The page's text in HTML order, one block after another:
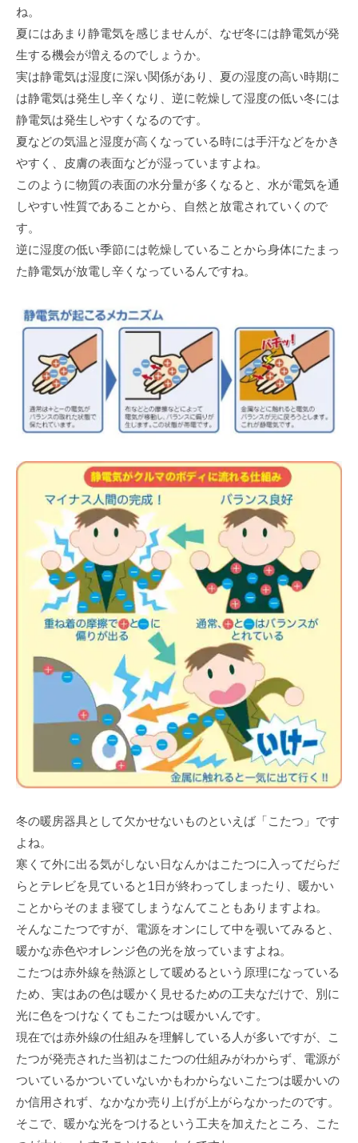
ね。
夏にはあまり静電気を感じませんが、なぜ冬には静電気が発
生する機会が増えるのでしょうか。
実は静電気は湿度に深い関係があり、夏の湿度の高い時期に
は静電気は発生し辛くなり、逆に乾燥して湿度の低い冬には
静電気は発生しやすくなるのです。
夏などの気温と湿度が高くなっている時には手汗などをかき
やすく、皮膚の表面などが湿っていますよね。
このように物質の表面の水分量が多くなると、水が電気を通
しやすい性質であることから、自然と放電されていくので
す。
逆に湿度の低い季節には乾燥していることから身体にたまっ
た静電気が放電し辛くなっているんですね。
冬の暖房器具として欠かせないものといえば「こたつ」です
よね。
寒くて外に出る気がしない日なんかはこたつに入ってだらだ
らとテレビを見ていると1日が終わってしまったり、暖かい
ことからそのまま寝てしまうなんてこともありますよね。
そんなこたつですが、電源をオンにして中を覗いてみると、
暖かな赤色やオレンジ色の光を放っていますよね。
こたつは赤外線を熱源として暖めるという原理になっている
ため、実はあの色は暖かく見せるための工夫なだけで、別に
光に色をつけなくてもこたつは暖かいんです。
現在では赤外線の仕組みを理解している人が多いですが、こ
たつが発売された当初はこたつの仕組みがわからず、電源が
ついているかついていないかもわからないこたつは暖かいの
か信用されず、なかなか売り上げが上がらなかったのです。
そこで、暖かな光をつけるという工夫を加えたところ、こた